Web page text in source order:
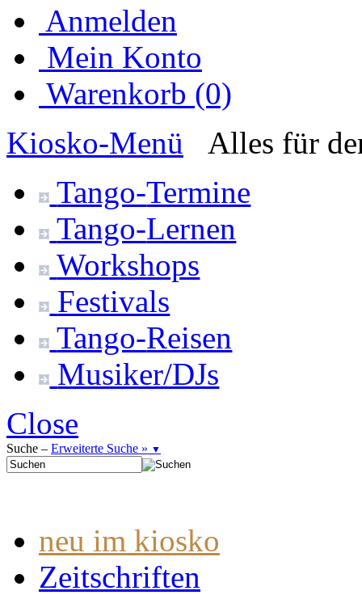
Anmelden
Mein Konto
Warenkorb (0)
Kiosko-Menü
Alles für
Tango-Termine
Tango-Lernen
Workshops
Festivals
Tango-Reisen
Musiker/DJs
Close
Suche – Erweiterte Suche » ▼
neu im kiosko
Zeitschriften